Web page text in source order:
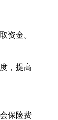
资金。
，提高
保险费